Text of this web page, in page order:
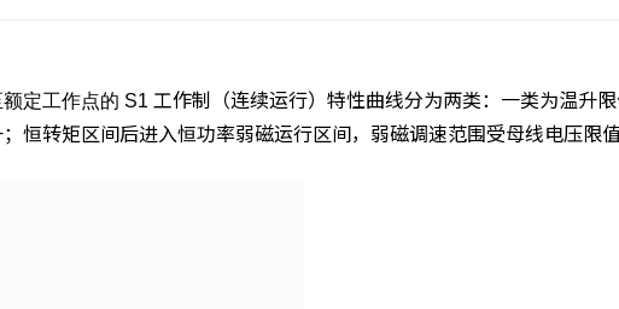
定工作点的 S1 工作制（连续运行）特性曲线分为两类：一类为温升
恒转矩区间后进入恒功率弱磁运行区间，弱磁调速范围受母线电压限